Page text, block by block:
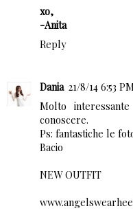
xo,
-Anita
Reply
Dania 21/8/14 6:53 PM
Molto
conoscere.
Ps: fantastiche le
Bacio
NEW OUTFIT